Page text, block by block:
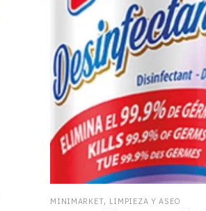
MINIMARKET, LIMPIEZA Y ASEO